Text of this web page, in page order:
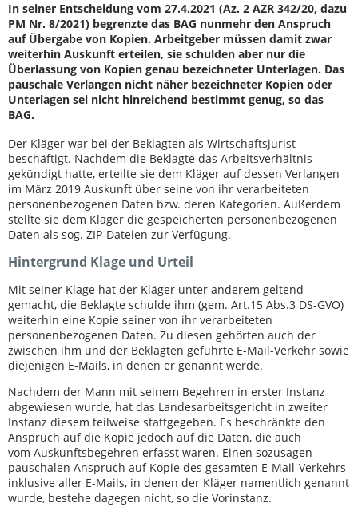
In seiner Entscheidung vom 27.4.2021 (Az. 2 AZR 342/20, dazu
PM Nr. 8/2021) begrenzte das BAG nunmehr den Anspruch
auf Übergabe von Kopien. Arbeitgeber müssen damit zwar
weiterhin Auskunft erteilen, sie schulden aber nur die
Überlassung von Kopien genau bezeichneter Unterlagen. Das
pauschale Verlangen nicht näher bezeichneter Kopien oder
Unterlagen sei nicht hinreichend bestimmt genug, so das
BAG.
Der Kläger war bei der Beklagten als Wirtschaftsjurist
beschäftigt. Nachdem die Beklagte das Arbeitsverhältnis
gekündigt hatte, erteilte sie dem Kläger auf dessen Verlangen
im März 2019 Auskunft über seine von ihr verarbeiteten
personenbezogenen Daten bzw. deren Kategorien. Außerdem
stellte sie dem Kläger die gespeicherten personenbezogenen
Daten als sog. ZIP-Dateien zur Verfügung.
Hintergrund Klage und Urteil
Mit seiner Klage hat der Kläger unter anderem geltend
gemacht, die Beklagte schulde ihm (gem. Art.15 Abs.3 DS-GVO)
weiterhin eine Kopie seiner von ihr verarbeiteten
personenbezogenen Daten. Zu diesen gehörten auch der
zwischen ihm und der Beklagten geführte E-Mail-Verkehr sowie
diejenigen E-Mails, in denen er genannt werde.
Nachdem der Mann mit seinem Begehren in erster Instanz
abgewiesen wurde, hat das Landesarbeitsgericht in zweiter
Instanz diesem teilweise stattgegeben. Es beschränkte den
Anspruch auf die Kopie jedoch auf die Daten, die auch
vom Auskunftsbegehren erfasst waren. Einen sozusagen
pauschalen Anspruch auf Kopie des gesamten E-Mail-Verkehrs
inklusive aller E-Mails, in denen der Kläger namentlich genannt
wurde, bestehe dagegen nicht, so die Vorinstanz.